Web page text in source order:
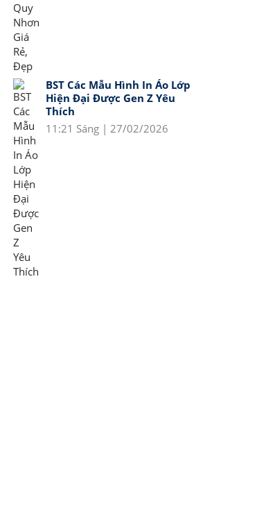
BST Các Mẫu Hình In Áo Lớp
Hiện Đại Được Gen Z Yêu
Thích
11:21 Sáng | 27/02/2026